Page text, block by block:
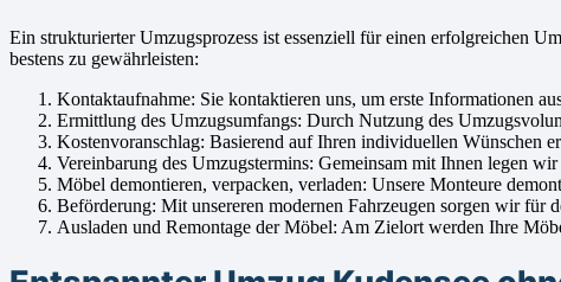
Ein strukturierter Umzugsprozess ist essenziell für einen erfolgreichen
bestens zu gewährleisten:
Kontaktaufnahme: Sie kontaktieren uns, um erste Informationen
Ermittlung des Umzugsumfangs: Durch Nutzung des
Kostenvoranschlag: Basierend auf Ihren individuellen Wünschen
Vereinbarung des Umzugstermins: Gemeinsam mit Ihnen legen
Möbel demontieren, verpacken, verladen: Unsere Monteure
Beförderung: Mit unsereren modernen Fahrzeugen sorgen wir für
Ausladen und Remontage der Möbel: Am Zielort werden Ihre